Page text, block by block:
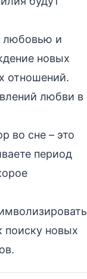
любовью и
новых
отношений.
любви в
во сне – это
период
поиску новых